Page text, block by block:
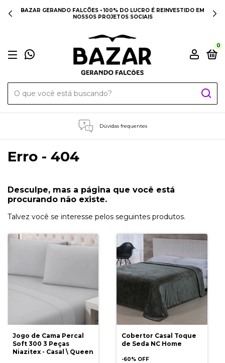
BAZAR GERANDO FALCÕES • 100% DO LUCRO É REINVESTIDO EM
NOSSOS PROJETOS SOCIAIS
0
Dúvidas frequentes
Erro - 404
Desculpe, mas a página que você está
procurando não existe.
Talvez você se interesse pelos seguintes produtos.
Jogo de Cama Percal
Soft 300 3 Peças
Niazitex - Casal \ Queen
Cobertor Casal Toque
de Seda NC Home
-60% OFF